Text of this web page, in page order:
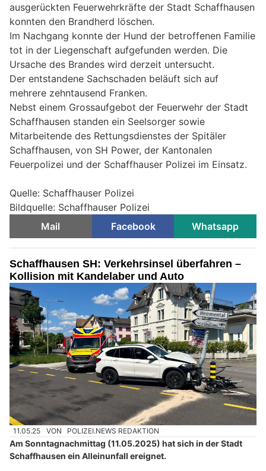
ausgerückten Feuerwehrkräfte der Stadt Schaffhausen
konnten den Brandherd löschen.
Im Nachgang konnte der Hund der betroffenen Familie
tot in der Liegenschaft aufgefunden werden. Die
Ursache des Brandes wird derzeit untersucht.
Der entstandene Sachschaden beläuft sich auf
mehrere zehntausend Franken.
Nebst einem Grossaufgebot der Feuerwehr der Stadt
Schaffhausen standen ein Seelsorger sowie
Mitarbeitende des Rettungsdienstes der Spitäler
Schaffhausen, von SH Power, der Kantonalen
Feuerpolizei und der Schaffhauser Polizei im Einsatz.
Quelle: Schaffhauser Polizei
Bildquelle: Schaffhauser Polizei
Mail
Facebook Whatsapp
Schaffhausen SH: Verkehrsinsel überfahren –
Kollision mit Kandelaber und Auto
11.05.25 VON POLIZEI.NEWS REDAKTION
Am Sonntagnachmittag (11.05.2025) hat sich in der Stadt
Schaffhausen ein Alleinunfall ereignet.